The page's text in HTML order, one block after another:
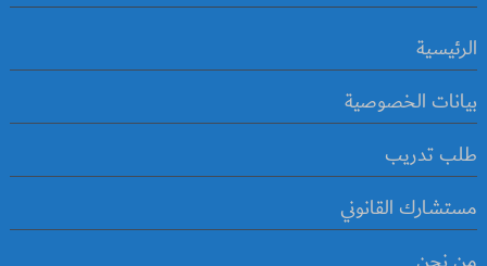
الرئيسية
بيانات الخصوصية
طلب تدريب
مستشارك القانوني